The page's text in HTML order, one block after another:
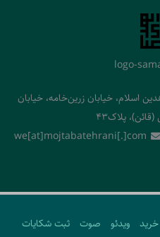
اسلام، خیابان زرین‌خامه، خیابان
پلاک43
we[at]mojtabatehrani[.]com
ویدئو صوت
ثبت شکایات